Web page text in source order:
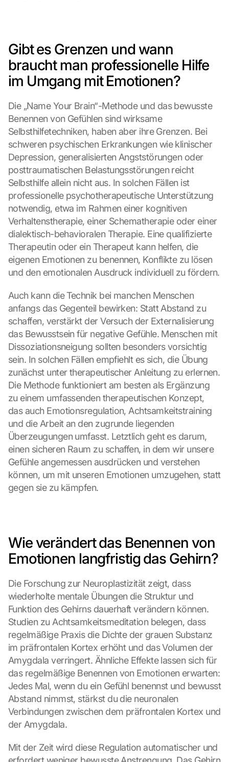
Gibt es Grenzen und wann
braucht man professionelle Hilfe
im Umgang mit Emotionen?
Die „Name Your Brain“-Methode und das bewusste
Benennen von Gefühlen sind wirksame
Selbsthilfetechniken, haben aber ihre Grenzen. Bei
schweren psychischen Erkrankungen wie klinischer
Depression, generalisierten Angststörungen oder
posttraumatischen Belastungsstörungen reicht
Selbsthilfe allein nicht aus. In solchen Fällen ist
professionelle psychotherapeutische Unterstützung
notwendig, etwa im Rahmen einer kognitiven
Verhaltenstherapie, einer Schematherapie oder einer
dialektisch-behavioralen Therapie. Eine qualifizierte
Therapeutin oder ein Therapeut kann helfen, die
eigenen Emotionen zu benennen, Konflikte zu lösen
und den emotionalen Ausdruck individuell zu fördern.
Auch kann die Technik bei manchen Menschen
anfangs das Gegenteil bewirken: Statt Abstand zu
schaffen, verstärkt der Versuch der Externalisierung
das Bewusstsein für negative Gefühle. Menschen mit
Dissoziationsneigung sollten besonders vorsichtig
sein. In solchen Fällen empfiehlt es sich, die Übung
zunächst unter therapeutischer Anleitung zu erlernen.
Die Methode funktioniert am besten als Ergänzung
zu einem umfassenden therapeutischen Konzept,
das auch Emotionsregulation, Achtsamkeitstraining
und die Arbeit an den zugrunde liegenden
Überzeugungen umfasst. Letztlich geht es darum,
einen sicheren Raum zu schaffen, in dem wir unsere
Gefühle angemessen ausdrücken und verstehen
können, um mit unseren Emotionen umzugehen, statt
gegen sie zu kämpfen.
Wie verändert das Benennen von
Emotionen langfristig das Gehirn?
Die Forschung zur Neuroplastizität zeigt, dass
wiederholte mentale Übungen die Struktur und
Funktion des Gehirns dauerhaft verändern können.
Studien zu Achtsamkeitsmeditation belegen, dass
regelmäßige Praxis die Dichte der grauen Substanz
im präfrontalen Kortex erhöht und das Volumen der
Amygdala verringert. Ähnliche Effekte lassen sich für
das regelmäßige Benennen von Emotionen erwarten:
Jedes Mal, wenn du ein Gefühl benennst und bewusst
Abstand nimmst, stärkst du die neuronalen
Verbindungen zwischen dem präfrontalen Kortex und
der Amygdala.
Mit der Zeit wird diese Regulation automatischer und
L
o
a
g
e
a
p
s
y
c
l
i
c
i
n
g
n
t